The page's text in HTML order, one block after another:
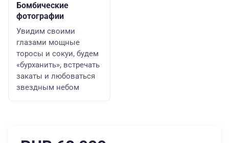
Бомбические
фотографии
Увидим своими
глазами мощные
торосы и сокуи, будем
«бурханить», встречать
закаты и любоваться
звездным небом